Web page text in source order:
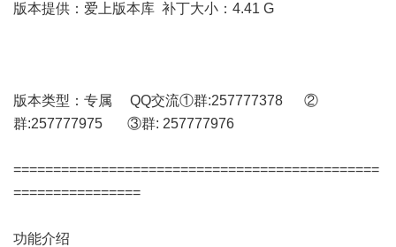
版本提供：爱上版本库 补丁大小：4.41 G
版本类型：专属 QQ交流①群:257777378 ②
群:257777975 ③群: 257777976
==============================================
================
功能介绍